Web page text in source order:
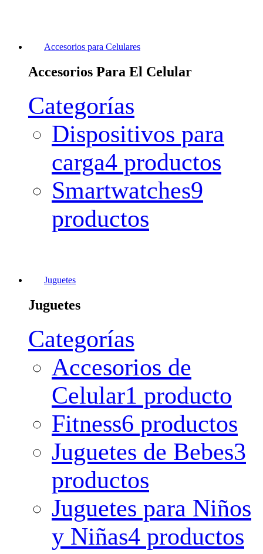
Accesorios para Celulares
Accesorios Para El Celular
Categorías
Dispositivos para
carga4 productos
Smartwatches9
productos
Juguetes
Juguetes
Categorías
Accesorios de
Celular1 producto
Fitness6 productos
Juguetes de Bebes3
productos
Juguetes para Niños
y Niñas4 productos